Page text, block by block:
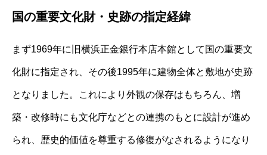
国の重要文化財・史跡の指定経緯
まず1969年に旧横浜正金銀行本店本館として国の重要文
化財に指定され、その後1995年に建物全体と敷地が史跡
となりました。これにより外観の保存はもちろん、増
築・改修時にも文化庁などとの連携のもとに設計が進め
られ、歴史的価値を尊重する修復がなされるようになり